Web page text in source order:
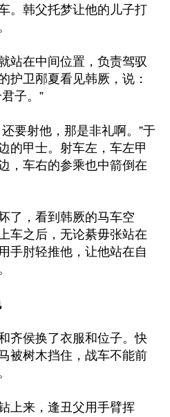
。韩父托梦让他的儿子打
站在中间位置，负责驾驭
护卫邴夏看见韩厥，说：
子。”
要射他，那是非礼啊。”于
的甲士。射车左，车左甲
，车右的参乘也中箭倒在
了，看到韩厥的马车空
车之后，无论綦毋张站在
手肘轻推他，让他站在自
齐侯换了衣服和位子。快
被树木挡住，战车不能前
上来，逢丑父用手臂挥